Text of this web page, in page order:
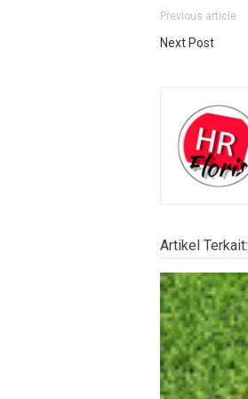
Previous article
Next Post
Artikel Terkait: